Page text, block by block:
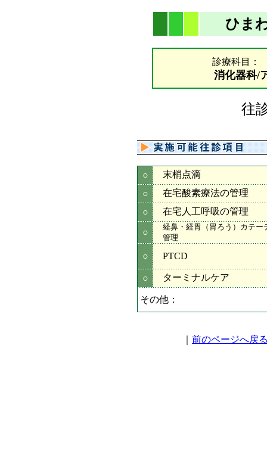
ひま
診療科目
消化器科/
往
○
末梢点滴
○
在宅酸素療法の管理
○
在宅人工呼吸の管理
○
経鼻・経胃（胃ろう）カテー
管理
○ PTCD
○ ターミナルケア
その他：
前のページへ戻